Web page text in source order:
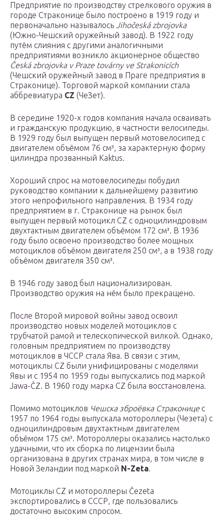
Предприятие по производству стрелкового оружия в
городе Страконице было построено в 1919 году и
первоначально называлось Jihočeská zbrojovka
(Южно-Чешский оружейный завод). В 1922 году
путём слияния с другими аналогичными
предприятиями возникло акционерное общество
Česká zbrojovka v Praze továrny ve Strakonicích
(Чешский оружейный завод в Праге предприятия в
Страконице). Торговой маркой компании стала
аббревиатура CZ (ЧеЗет).
В середине 1920-х годов компания начала осваивать
и гражданскую продукцию, в частности велосипеды.
В 1929 году был выпущен первый мотовелосипед с
двигателем объёмом 76 см³, за характерную форму
цилиндра прозванный Kaktus.
Хороший спрос на мотовелосипеды побудил
руководство компании к дальнейшему развитию
этого непрофильного направления. В 1934 году
предприятием в г. Страконице на рынок был
выпущен первый мотоцикл CZ с одноцилиндровым
двухтактным двигателем объёмом 172 см³. В 1936
году было освоено производство более мощных
мотоциклов объёмом двигателя 250 см³, а в 1938 году
объёмом двигателя 350 см³.
В 1946 году завод был национализирован.
Производство оружия на нём было прекращено.
После Второй мировой войны завод освоил
производство новых моделей мотоциклов с
трубчатой рамой и телескопической вилкой. Однако,
головным предприятием по производству
мотоциклов в ЧССР стала Ява. В связи с этим,
мотоциклы CZ были унифицированы с моделями
Явы и с 1954 по 1959 годы выпускались под маркой
Jawa-ČZ. В 1960 году марка CZ была восстановлена.
Помимо мотоциклов Чешска зброёвка Страконицес
1957 по 1964 годы выпускала мотороллеры (Чезета) с
одноцилиндровым двухтактным двигателем
объёмом 175 см³. Мотороллеры оказались настолько
удачными, что их сборка по лицензии была
организована в других странах мира, в том числе в
Новой Зеландии под маркой N-Zeta.
Мотоциклы CZ и мотороллеры Čezeta
экспортировались в СССР, где пользовались
достаточно высоким спросом.